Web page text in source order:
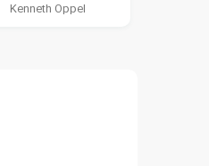
Kenneth Oppel